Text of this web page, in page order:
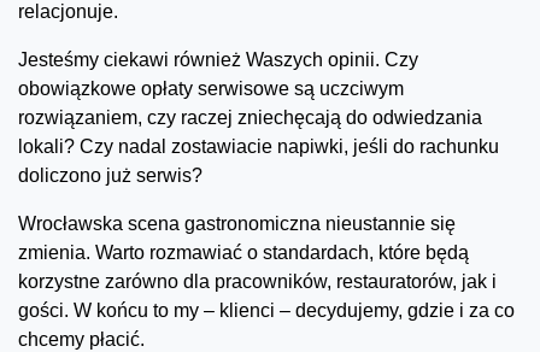
relacjonuje.
Jesteśmy ciekawi również Waszych opinii. Czy
obowiązkowe opłaty serwisowe są uczciwym
rozwiązaniem, czy raczej zniechęcają do odwiedzania
lokali? Czy nadal zostawiacie napiwki, jeśli do rachunku
doliczono już serwis?
Wrocławska scena gastronomiczna nieustannie się
zmienia. Warto rozmawiać o standardach, które będą
korzystne zarówno dla pracowników, restauratorów, jak i
gości. W końcu to my – klienci – decydujemy, gdzie i za co
chcemy płacić.